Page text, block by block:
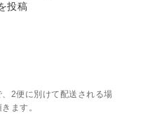
投稿
2便に別けて配送される場
ます。